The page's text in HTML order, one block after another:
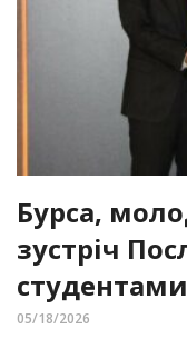
Бурса,
зустріч
05/18/2026